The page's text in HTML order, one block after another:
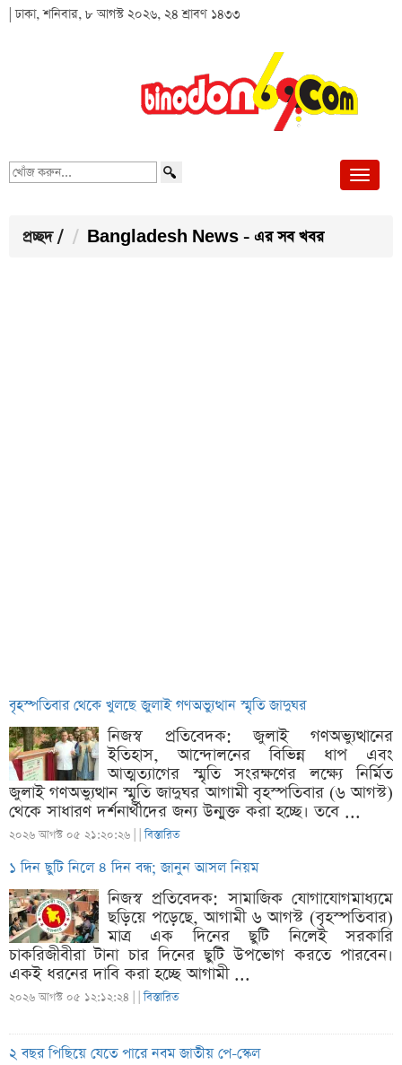
| ঢাকা, শনিবার, ৮ আগস্ট ২০২৬, ২৪ শ্রাবণ ১৪৩৩
খোঁজ
প্রচ্ছদ / Bangladesh News - এর সব খবর
বৃহস্পতিবার থেকে খুলছে জুলাই গণঅভ্যুত্থান স্মৃতি জাদুঘর
নিজস্ব প্রতিবেদক: জুলাই গণঅভ্যুত্থানের
ইতিহাস, আন্দোলনের বিভিন্ন ধাপ এবং
আত্মত্যাগের স্মৃতি সংরক্ষণের লক্ষ্যে নির্মিত
জুলাই গণঅভ্যুত্থান স্মৃতি জাদুঘর আগামী বৃহস্পতিবার (৬ আগস্ট)
থেকে সাধারণ দর্শনার্থীদের জন্য উন্মুক্ত করা হচ্ছে। তবে ...
২০২৬ আগস্ট ০৫ ২১:২০:২৬ | |বিস্তারিত
১ দিন ছুটি নিলে ৪ দিন বন্ধ; জানুন আসল নিয়ম
নিজস্ব প্রতিবেদক: সামাজিক যোগাযোগমাধ্যমে
ছড়িয়ে পড়েছে, আগামী ৬ আগস্ট (বৃহস্পতিবার)
মাত্র এক দিনের ছুটি নিলেই সরকারি
চাকরিজীবীরা টানা চার দিনের ছুটি উপভোগ করতে পারবেন।
একই ধরনের দাবি করা হচ্ছে আগামী ...
২০২৬ আগস্ট ০৫ ১২:১২:২৪ | |বিস্তারিত
২ বছর পিছিয়ে যেতে পারে নবম জাতীয় পে-স্কেল